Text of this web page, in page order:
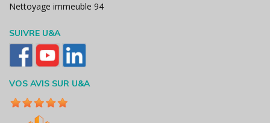
Nettoyage immeuble 94
SUIVRE U&A
VOS AVIS SUR U&A